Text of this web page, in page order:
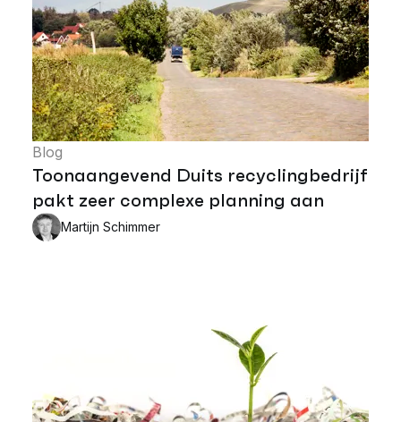
Blog
Toonaangevend Duits recyclingbedrijf
pakt zeer complexe planning aan
Martijn Schimmer